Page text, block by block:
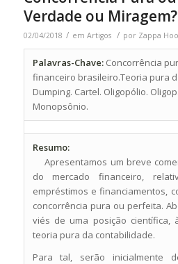
Verdade ou Miragem?
02/04/2018 / em Artigos / por Zappa
Palavras-Chave: Concorrência
financeiro brasileiro.Teoria pura
Dumping. Cartel. Oligopólio.
Monopsônio.
Resumo:
Apresentamos um breve
do mercado financeiro,
empréstimos e financiamentos,
concorrência pura ou perfeita.
viés de uma posição científica,
teoria pura da contabilidade.
Para tal, serão inicialmente